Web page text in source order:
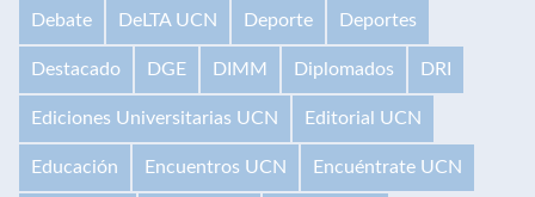
Debate DeLTA UCN Deporte Deportes
Destacado DGE DIMM Diplomados DRI
Ediciones Universitarias UCN Editorial UCN
Educación Encuentros UCN Encuéntrate UCN